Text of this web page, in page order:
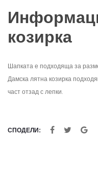
козирка
Шапката е подходяща за
Дамска лятна козирка
част отзад с лепки.
СПОДЕЛИ: